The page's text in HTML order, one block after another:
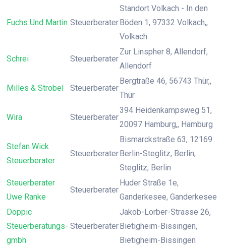
Fuchs Und Martin Steuerberater
Standort Volkach - In den
Böden 1, 97332 Volkach,,
Volkach
Schrei Steuerberater
Zur Linspher 8, Allendorf,
Allendorf
Milles & Strobel Steuerberater
Bergtraße 46, 56743 Thür,,
Thür
Wira Steuerberater
394 Heidenkampsweg 51,
20097 Hamburg,, Hamburg
Stefan Wick
Steuerberater
Steuerberater
Bismarckstraße 63, 12169
Berlin-Steglitz, Berlin,
Steglitz, Berlin
Steuerberater
Uwe Ranke
Steuerberater
Huder Straße 1e,
Ganderkesee, Ganderkesee
Doppic
Steuerberatungs-
gmbh
Steuerberater
Jakob-Lorber-Strasse 26,
Bietigheim-Bissingen,
Bietigheim-Bissingen